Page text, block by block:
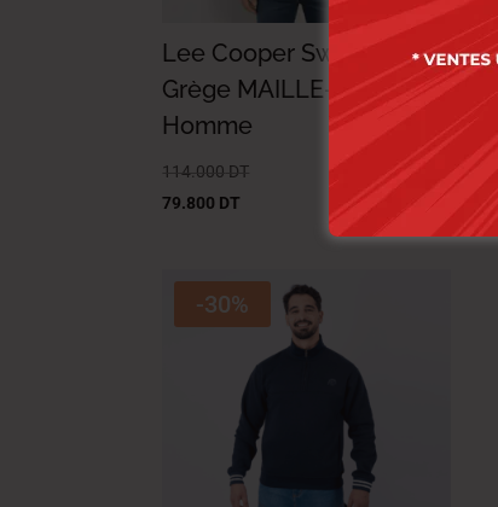
Lee Cooper Sweat Shirt
Grège MAILLE-02 BONDI
Homme
114.000 DT
79.800 DT
-30%